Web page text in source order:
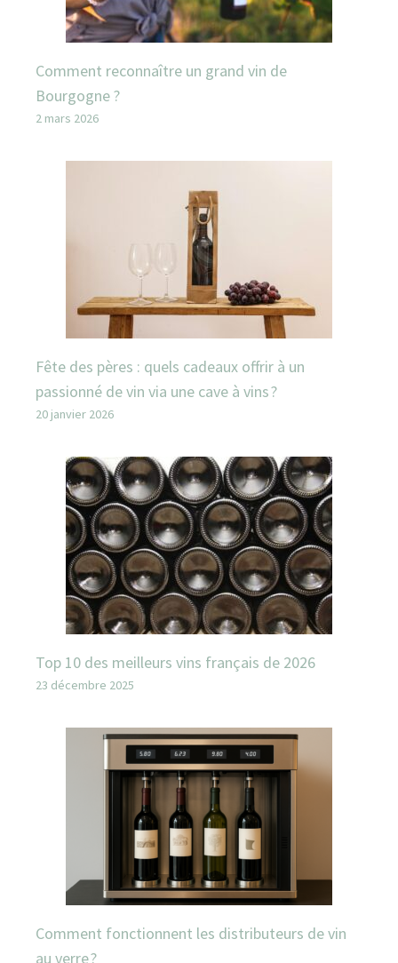
Comment reconnaître un grand vin de
Bourgogne ?
2 mars 2026
Fête des pères : quels cadeaux offrir à un
passionné de vin via une cave à vins ?
20 janvier 2026
Top 10 des meilleurs vins français de 2026
23 décembre 2025
Comment fonctionnent les distributeurs de vin
au verre ?